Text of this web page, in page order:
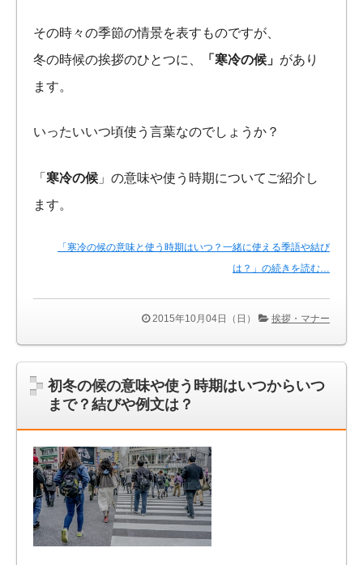
その時々の季節の情景を表すものですが、
冬の時候の挨拶のひとつに、
「寒冷の候」 があり
ます。
いったいいつ頃使う言葉なのでしょうか？
「 寒冷の候 」の意味や使う時期についてご紹介し
ます。
「寒冷の候の意味と使う時期はいつ？一緒に使える季語や結び
は？」の続きを読む…
2015年10月04日（日） 挨拶・マナー
初冬の候の意味や使う時期はいつからいつ
まで？結びや例文は？